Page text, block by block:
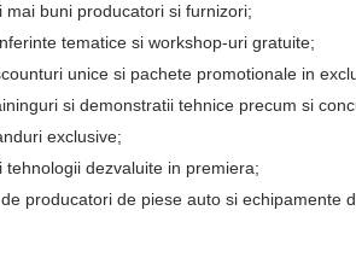
mai buni producatori si furnizori;
tematice si workshop-uri gratuite;
unice si pachete promotionale in
si demonstratii tehnice precum si
exclusive;
tehnologii dezvaluite in premiera;
producatori de piese auto si echipamente